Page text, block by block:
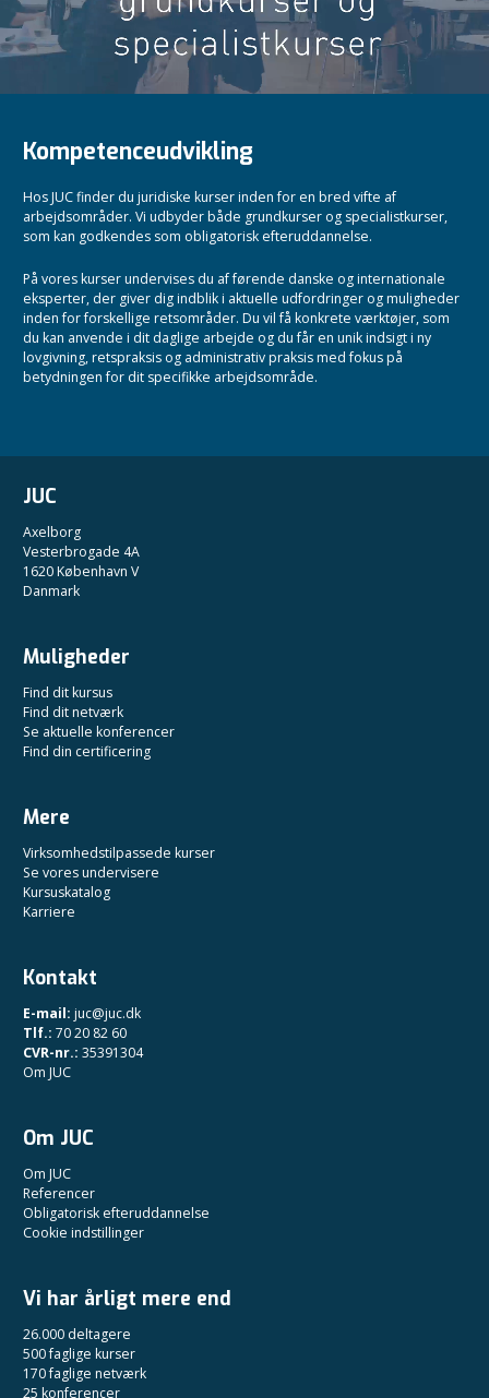
Kompetenceudvikling
Hos JUC finder du juridiske kurser inden for en bred vifte af
arbejdsområder. Vi udbyder både grundkurser og specialistkurser,
som kan godkendes som obligatorisk efteruddannelse.
På vores kurser undervises du af førende danske og internationale
eksperter, der giver dig indblik i aktuelle udfordringer og muligheder
inden for forskellige retsområder. Du vil få konkrete værktøjer, som
du kan anvende i dit daglige arbejde og du får en unik indsigt i ny
lovgivning, retspraksis og administrativ praksis med fokus på
betydningen for dit specifikke arbejdsområde.
JUC
Axelborg
Vesterbrogade 4A
1620 København V
Danmark
Muligheder
Find dit kursus
Find dit netværk
Se aktuelle konferencer
Find din certificering
Mere
Virksomhedstilpassede kurser
Se vores undervisere
Kursuskatalog
Karriere
Kontakt
E-mail: juc@juc.dk
Tlf.: 70 20 82 60
CVR-nr.: 35391304
Om JUC
Om JUC
Om JUC
Referencer
Obligatorisk efteruddannelse
Cookie indstillinger
Vi har årligt mere end
26.000 deltagere
500 faglige kurser
170 faglige netværk
25 konferencer